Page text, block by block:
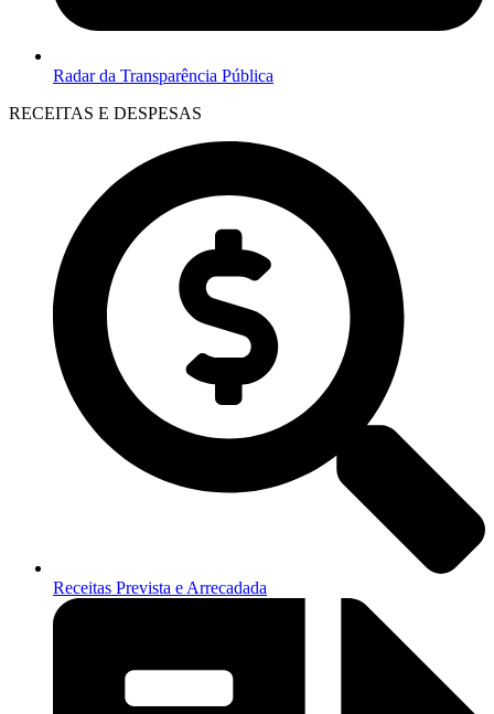
Radar da Transparência Pública
RECEITAS E DESPESAS
Receitas Prevista e Arrecadada